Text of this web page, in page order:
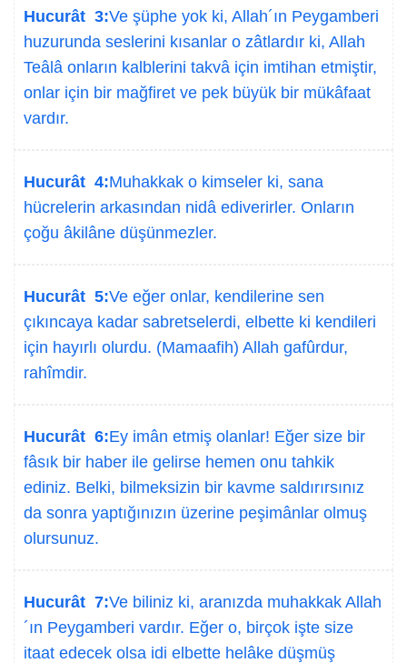
Hucurât 3:Ve şüphe yok ki, Allah´ın Peygamberi
huzurunda seslerini kısanlar o zâtlardır ki, Allah
Teâlâ onların kalblerini takvâ için imtihan etmiştir,
onlar için bir mağfiret ve pek büyük bir mükâfaat
vardır.
Hucurât 4:Muhakkak o kimseler ki, sana
hücrelerin arkasından nidâ ediverirler. Onların
çoğu âkilâne düşünmezler.
Hucurât 5:Ve eğer onlar, kendilerine sen
çıkıncaya kadar sabretselerdi, elbette ki kendileri
için hayırlı olurdu. (Mamaafih) Allah gafûrdur,
rahîmdir.
Hucurât 6:Ey imân etmiş olanlar! Eğer size bir
fâsık bir haber ile gelirse hemen onu tahkik
ediniz. Belki, bilmeksizin bir kavme saldırırsınız
da sonra yaptığınızın üzerine peşimânlar olmuş
olursunuz.
Hucurât 7:Ve biliniz ki, aranızda muhakkak Allah
´ın Peygamberi vardır. Eğer o, birçok işte size
itaat edecek olsa idi elbette helâke düşmüş